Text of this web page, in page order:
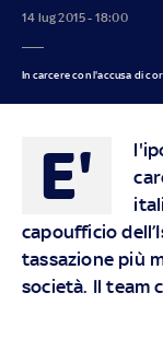
14 lug 2015 - 18:00
In carcere con l'accusa di
E'
capoufficio
tassazione più
società. Il team